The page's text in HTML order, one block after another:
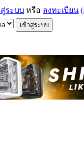
สู่ระบบ หรือ ลงทะเบียน